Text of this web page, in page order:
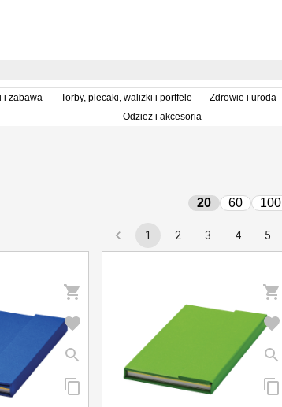
i zabawa Torby, plecaki, walizki i portfele Zdrowie i uroda
Odzież i akcesoria
20 60 100
1 2 3 4 5